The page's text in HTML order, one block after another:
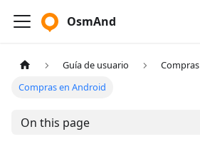
OsmAnd
Guía de usuario
Compras
Compras en Android
On this page